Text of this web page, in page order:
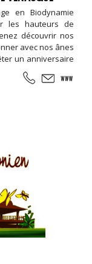
en Biodynamie
les hauteurs de
découvrir nos
avec nos ânes
un anniversaire
le Vaucluse !